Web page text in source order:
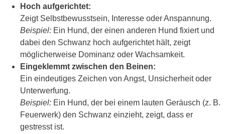
Hoch aufgerichtet:
Zeigt Selbstbewusstsein, Interesse oder Anspannung.
Beispiel: Ein Hund, der einen anderen Hund fixiert und
dabei den Schwanz hoch aufgerichtet hält, zeigt
möglicherweise Dominanz oder Wachsamkeit.
Eingeklemmt zwischen den Beinen:
Ein eindeutiges Zeichen von Angst, Unsicherheit oder
Unterwerfung.
Beispiel: Ein Hund, der bei einem lauten Geräusch (z. B.
Feuerwerk) den Schwanz einzieht, zeigt, dass er
gestresst ist.